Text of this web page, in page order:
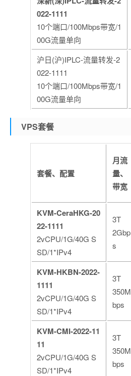
022-1111
10个端口/100Mbps带宽/1
00G流量单向
沪日(沪)IPLC-流量转发-2
022-1111
10个端口/100Mbps带宽/1
00G流量单向
VPS套餐
套餐、配置
月流
量、
带宽
KVM-CeraHKG-20
22-1111
2vCPU/1G/40G S
SD/1*IPv4
3T
2Gbp
s
KVM-HKBN-2022-
1111
2vCPU/1G/40G S
SD/1*IPv4
3T
350M
bps
KVM-CMI-2022-11
11
2vCPU/1G/40G S
SD/1*IPv4
3T
350M
bps